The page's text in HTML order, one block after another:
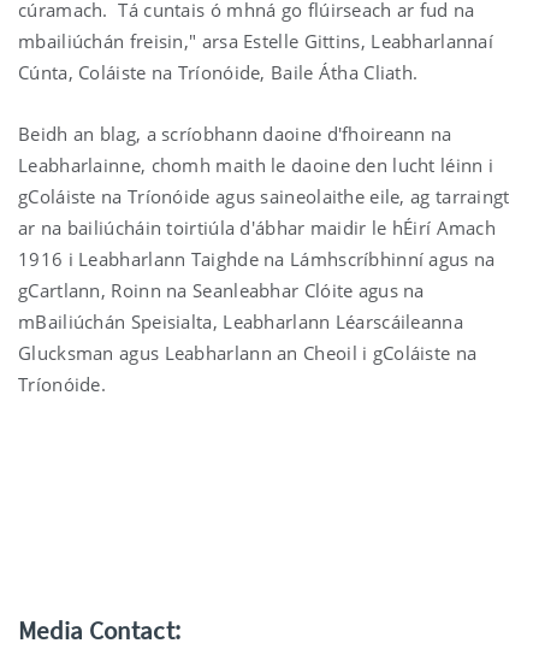
cúramach. Tá cuntais ó mhná go flúirseach ar fud na
mbailiúchán freisin," arsa Estelle Gittins, Leabharlannaí
Cúnta, Coláiste na Tríonóide, Baile Átha Cliath.
Beidh an blag, a scríobhann daoine d'fhoireann na
Leabharlainne, chomh maith le daoine den lucht léinn i
gColáiste na Tríonóide agus saineolaithe eile, ag tarraingt
ar na bailiúcháin toirtiúla d'ábhar maidir le hÉirí Amach
1916 i Leabharlann Taighde na Lámhscríbhinní agus na
gCartlann, Roinn na Seanleabhar Clóite agus na
mBailiúchán Speisialta, Leabharlann Léarscáileanna
Glucksman agus Leabharlann an Cheoil i gColáiste na
Tríonóide.
Media Contact: